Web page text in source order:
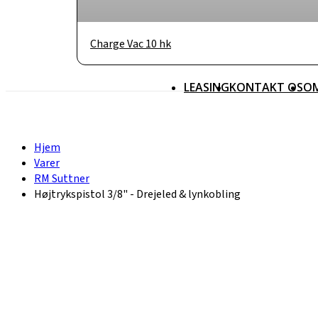
Charge Vac 10 hk
KONTAKT OS
LEASING
Hjem
Varer
RM Suttner
Højtrykspistol 3/8" - Drejeled & lynkobling